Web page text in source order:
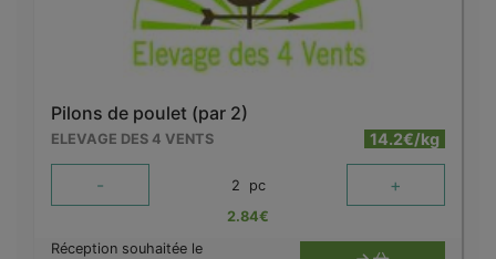
Pilons de poulet (par 2)
ELEVAGE DES 4 VENTS 14.2€/kg
- 2 pc +
2.84€
Réception souhaitée le